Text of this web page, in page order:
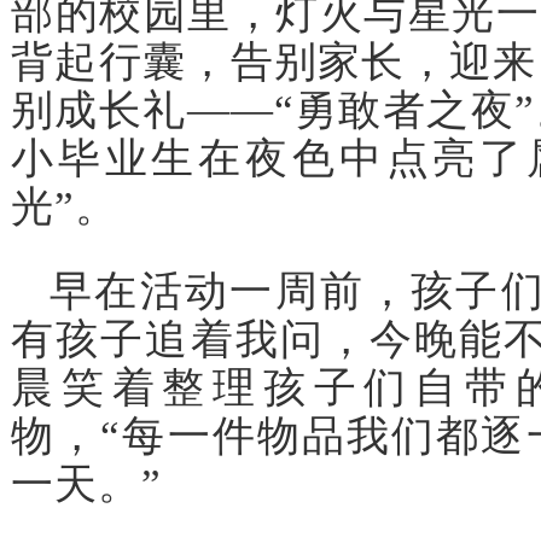
部的校园里，灯火与星光
背起行囊，告别家长，迎
别成长礼——“勇敢者之夜
小毕业生在夜色中点亮
光”。
早在活动一周前，孩子
有孩子追着我问，今晚能
晨笑着整理孩子们自带
物，“每一件物品我们都
一天。”